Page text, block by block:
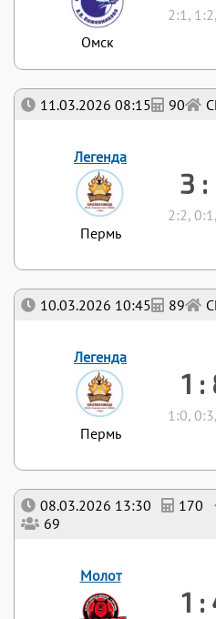
08.03.2026 13:30 170
69
Молот
1 :
10.03.2026 10:45 89
Легенда
Пермь
1 :
1:0,
11.03.2026 08:15 90
Легенда
Пермь
3 :
2:2,
Омск
2:1,